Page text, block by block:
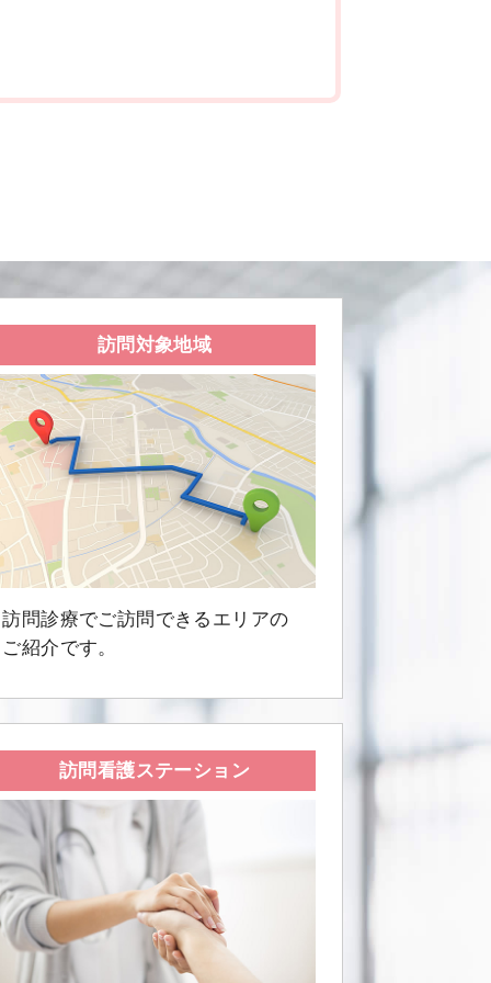
訪問対象地域
訪問診療でご訪問できるエリアの
ご紹介です。
訪問看護ステーション